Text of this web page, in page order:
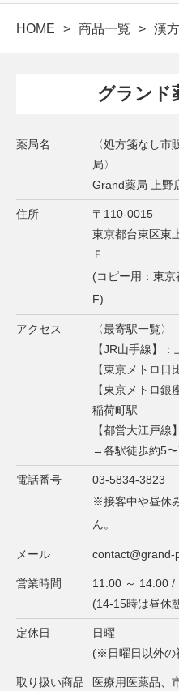
HOME 商品一覧 漢
グランド
薬局名
〈処方箋なし
局〉
Grand薬局 上野
住所
〒110-0015
東京都台東区東
Ｆ
(コピー用：東
F)
アクセス
〈最寄駅一覧〉
【JR山手線】
【東京メトロ
【東京メトロ銀
稲荷町駅
【都営大江戸
→各駅徒歩約5
電話番号
03-5834-3823
※接客中や昼休
ん。
メール contact@grand-
営業時間
11:00 ～ 14:00
(14-15時は昼休
定休日
日曜
(※日曜日以外の
取り扱い商品 医療用医薬品、